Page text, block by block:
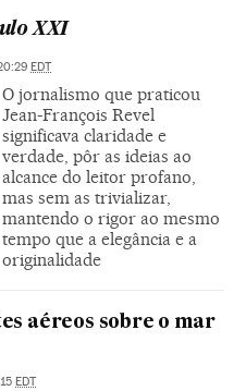
XXI
EDT
O jornalismo que praticou
Jean-François Revel
significava claridade e
verdade, pôr as ideias ao
alcance do leitor profano,
mas sem as trivializar,
mantendo o rigor ao mesmo
tempo que a elegância e a
originalidade
aéreos sobre o mar
EDT